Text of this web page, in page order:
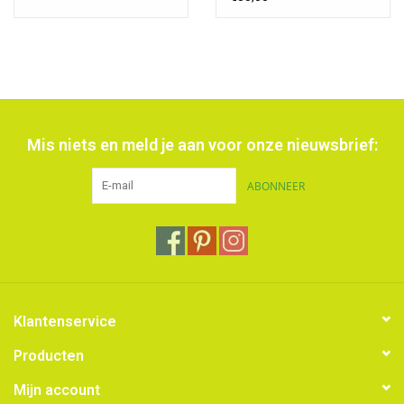
Mis niets en meld je aan voor onze nieuwsbrief:
ABONNEER
Klantenservice
Producten
Mijn account